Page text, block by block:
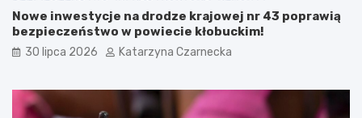
a
r
i
y
c
h
Nowe inwestycje na drodze krajowej nr 43 poprawią
bezpieczeństwo w powiecie kłobuckim!
30 lipca 2026 Katarzyna Czarnecka